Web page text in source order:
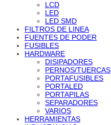
LCD
LED
LED SMD
FILTROS DE LINEA
FUENTES DE PODER
FUSIBLES
HARDWARE
DISIPADORES
PERNOS/TUERCAS
PORTAFUSIBLES
PORTALED
PORTAPILAS
SEPARADORES
VARIOS
HERRAMIENTAS